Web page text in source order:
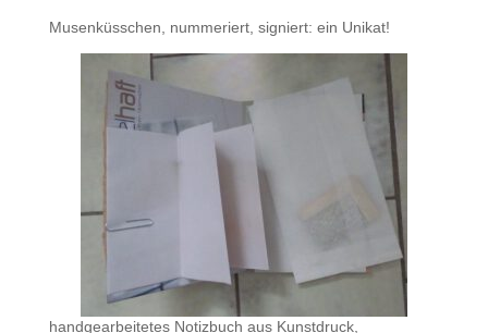
Musenküsschen, nummeriert, signiert: ein Unikat!
handgearbeitetes Notizbuch aus Kunstdruck,